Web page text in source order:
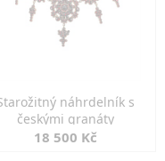
náhrdelník s
českými granáty
18 500 Kč